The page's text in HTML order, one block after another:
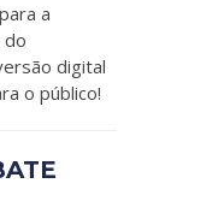
a
do
digital
o público!